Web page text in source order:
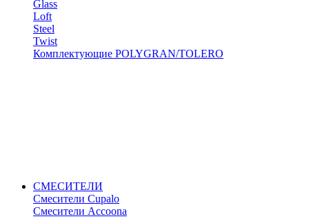
Glass
Loft
Steel
Twist
Комплектующие POLYGRAN/TOLERO
СМЕСИТЕЛИ
Cмесители Cupalo
Смесители Accoona